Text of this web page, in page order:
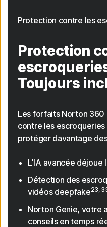
Protection contre les
Protection
Toujours
Les forfaits Norton 360
contre les
protéger davantage
L'IA avancée déjoue
Détection des
vidéos deepfake23,
Norton Genie, votre
conseils en temps